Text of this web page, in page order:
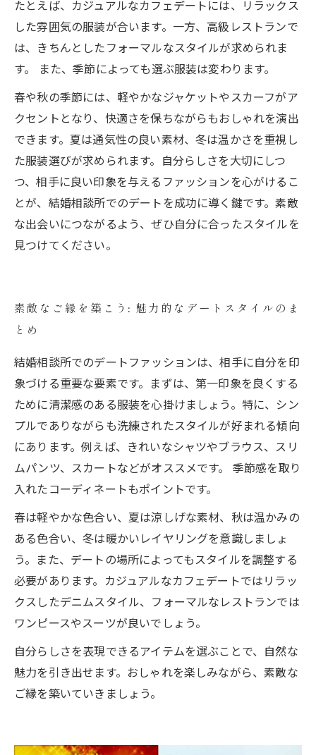
たとえば、カジュアルなカフェデートには、リラックス
した雰囲気の服装が合います。一方、高級レストランで
は、きちんとしたフォーマルなスタイルが求められま
す。 また、季節によっても選ぶ服装は変わります。
春や秋の季節には、軽やかなジャケットやスカーフがア
クセントとなり、快適さを保ちながらもおしゃれを演出
できます。夏は通気性の良い素材、冬は温かさを重視し
た服装選びが求められます。自分らしさを大切にしつ
つ、相手に良い印象を与えるファッションを心がけるこ
とが、結婚相談所でのデートを成功に導く鍵です。素敵
な出会いにつながるよう、ぜひ自分に合ったスタイルを
見つけてください。
素敵なご縁を築こう: 魅力的なデートスタイルのま
とめ
結婚相談所でのデートファッションは、相手に自分を印
象づける重要な要素です。まずは、第一印象を良くする
ために清潔感のある服装を心掛けましょう。特に、シン
プルでありながらも洗練されたスタイルが好まれる傾向
にあります。例えば、きれいなシャツやブラウス、スリ
ムパンツ、スカートなどがオススメです。 季節感を取り
入れたコーディネートもポイントです。
春は軽やかな色合い、夏は涼しげな素材、秋は温かみの
ある色合い、冬は暖かいレイヤリングを意識しましょ
う。また、デートの場所によってもスタイルを調整する
必要があります。カジュアルなカフェデートではリラッ
クスしたデニムスタイル、フォーマルなレストランでは
ワンピースやスーツが良いでしょう。
自分らしさを表現できるアイテムを選ぶことで、自然な
魅力を引き出せます。おしゃれを楽しみながら、素敵な
ご縁を築いていきましょう。